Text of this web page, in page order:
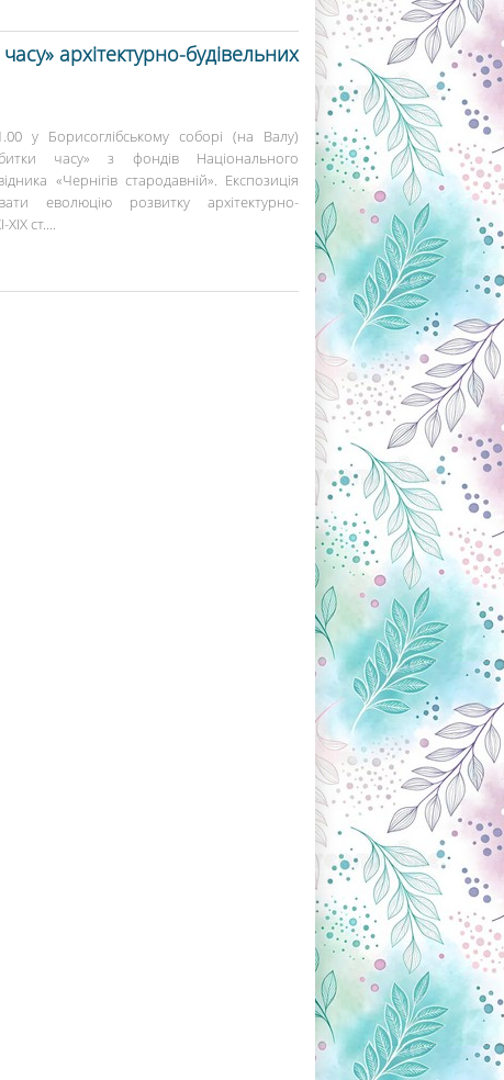
архітектурно-будівельних
у Борисоглібському соборі (на Валу)
часу» з фондів Національного
«Чернігів стародавній». Експозиція
еволюцію розвитку архітектурно-
ст....